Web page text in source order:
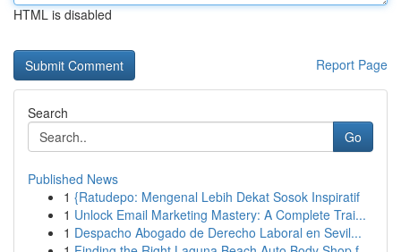
HTML is disabled
Report Page
Search
Go
Published News
1 {Ratudepo: Mengenal Lebih Dekat Sosok Inspiratif
1 Unlock Email Marketing Mastery: A Complete Trai...
1 Despacho Abogado de Derecho Laboral en Sevil...